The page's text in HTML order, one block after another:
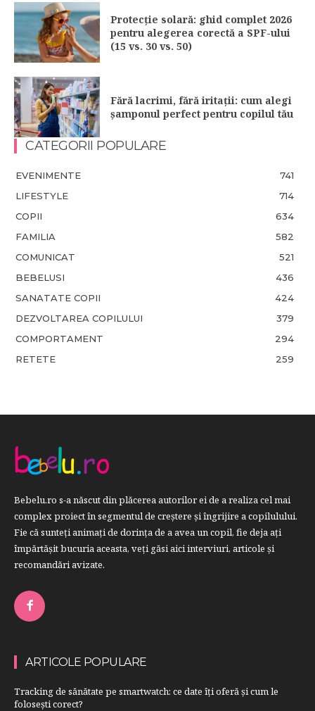
Protecție solară: ghid complet 2026
pentru alegerea corectă a SPF-ului
(15 vs. 30 vs. 50)
Fără lacrimi, fără iritații: cum alegi
șamponul perfect pentru copilul tău
CATEGORII POPULARE
EVENIMENTE
741
LIFESTYLE
714
COPII
634
FAMILIA
582
COMUNICAT
521
BEBELUSI
436
SANATATE COPII
424
DEZVOLTAREA COPILULUI
379
COMPORTAMENT
294
RETETE
259
Bebelu.ro s-a născut din plăcerea autorilor ei de a realiza cel mai
complex proiect în segmentul de creştere şi îngrijire a copilulului.
Fie că sunteţi animaţi de dorinţa de a avea un copil, fie deja aţi
împărtăşit bucuria aceasta, veți găsi aici interviuri, articole şi
recomandări avizate.
ARTICOLE POPULARE
Tracking de sănătate pe smartwatch: ce date îți oferă și cum le
folosești corect?